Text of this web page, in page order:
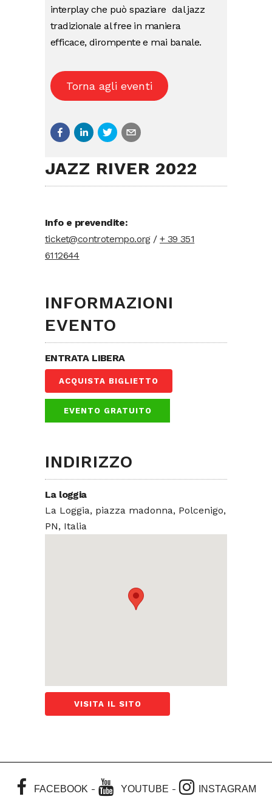
interplay che può spaziare dal jazz
tradizionale al free in maniera
efficace, dirompente e mai banale.
Torna agli eventi
JAZZ RIVER 2022
Info e prevendite:
ticket@controtempo.org/+ 39 351
6112644
INFORMAZIONI
EVENTO
ENTRATA LIBERA
ACQUISTA BIGLIETTO
EVENTO GRATUITO
INDIRIZZO
La loggia
La Loggia, piazza madonna, Polcenigo,
PN, Italia
VISITA IL SITO
FACEBOOK - YOUTUBE - INSTAGRAM